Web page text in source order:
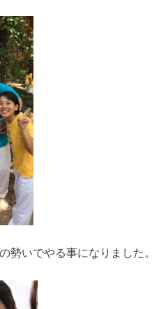
勢いでやる事になりました